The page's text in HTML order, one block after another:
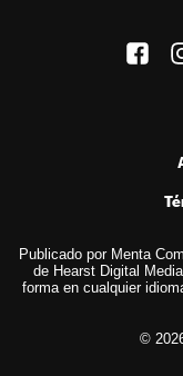
Publicado por Menta
de Hearst Digital
forma en cualquier
©